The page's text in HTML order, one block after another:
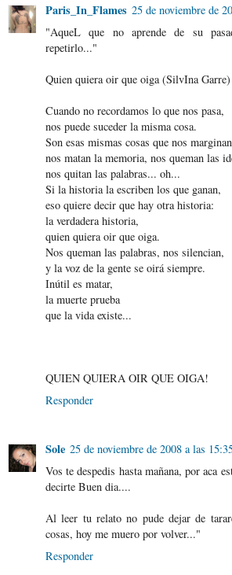
Paris_In_Flames 25 de noviembre de
"AqueL que no aprende de su
repetirlo..."
Quien quiera oir que oiga (SilvIna Garre)
Cuando no recordamos lo que nos pasa,
nos puede suceder la misma cosa.
Son esas mismas cosas que nos
nos matan la memoria, nos queman las
nos quitan las palabras... oh...
Si la historia la escriben los que ganan,
eso quiere decir que hay otra historia:
la verdadera historia,
quien quiera oir que oiga.
Nos queman las palabras, nos silencian,
y la voz de la gente se oirá siempre.
Inútil es matar,
la muerte prueba
que la vida existe...
QUIEN QUIERA OIR QUE OIGA!
Responder
Sole 25 de noviembre de 2008 a las
Vos te despedis hasta mañana, por aca
decirte Buen dia....
Al leer tu relato no pude dejar de
cosas, hoy me muero por volver..."
Responder